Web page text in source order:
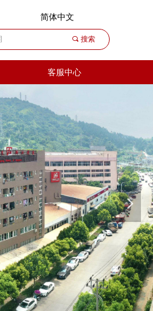
客服中心
简体中文
끠 搜索
넲